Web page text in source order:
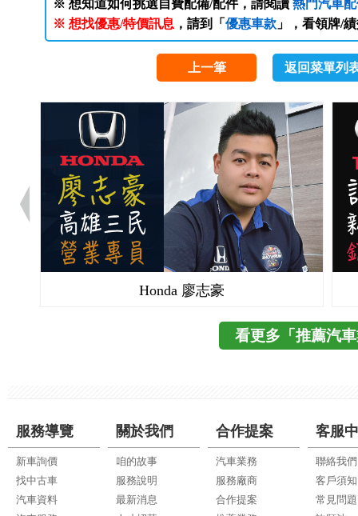
※ 想知道如何挑選自費配備/配件，請閱讀 熱門汽車
※ 想找優惠/特價訊息 ，請到「 優惠車款」，看領牌/
上一筆 返回菜單列
Honda 廖志豪
看更多「推薦汽
服務導覽
新車詢價
找中古車
汽車資料
關於我們
咱的故事
服務說明
最新消息
合作提案
汽車業務
服務廠商
合作提案
客服
聯絡我們
客戶須知
常見問題